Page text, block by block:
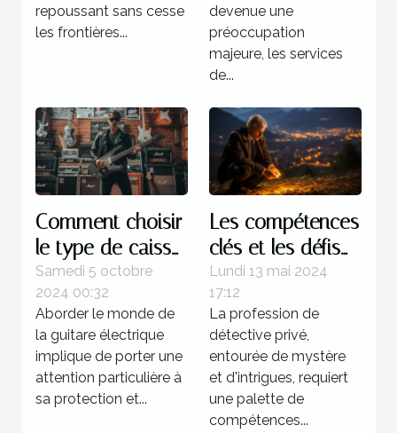
repoussant sans cesse
les frontières...
devenue une
préoccupation
majeure, les services
de...
Comment choisir
le type de caisse
pour votre
guitare électrique
Samedi 5 octobre
2024 00:32
Aborder le monde de
la guitare électrique
implique de porter une
attention particulière à
sa protection et...
Les compétences
clés et les défis
du métier de
détective privé à
Grenoble : une
exploration
approfondie
Lundi 13 mai 2024
17:12
La profession de
détective privé,
entourée de mystère
et d'intrigues, requiert
une palette de
compétences...